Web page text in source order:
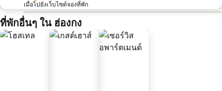
เมื่อไปยังเว็บไซต์จองที่พัก
ที่พักอื่นๆ ใน ฮ่องกง